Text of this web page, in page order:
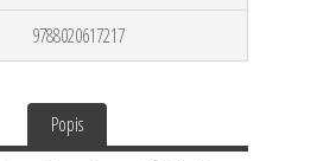
9788020617217
Popis